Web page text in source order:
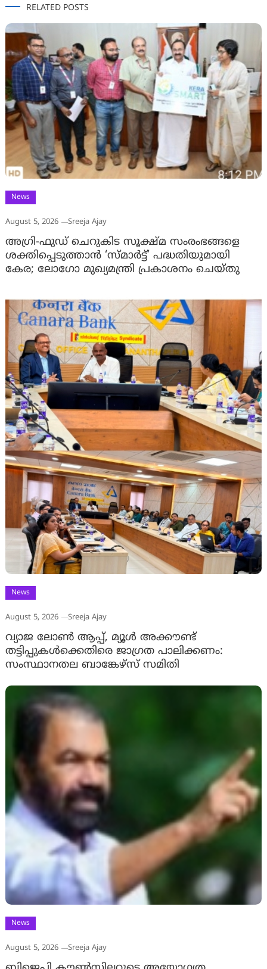
RELATED POSTS
News
August 5, 2026 Sreeja Ajay
അഗ്രി-ഫുഡ് ചെറുകിട സൂക്ഷ്മ സംരംഭങ്ങളെ
ശക്തിപ്പെടുത്താന്‍ ‘സ്മാര്‍ട്ട്’ പദ്ധതിയുമായി
കേര; ലോഗോ മുഖ്യമന്ത്രി പ്രകാശനം ചെയ്തു
News
August 5, 2026 Sreeja Ajay
വ്യാജ ലോൺ ആപ്പ്, മ്യൂൾ അക്കൗണ്ട്
തട്ടിപ്പുകൾക്കെതിരെ ജാ​ഗ്രത പാലിക്കണം:
സംസ്ഥാനതല ബാങ്കേഴ്സ് സമിതി
News
August 5, 2026 Sreeja Ajay